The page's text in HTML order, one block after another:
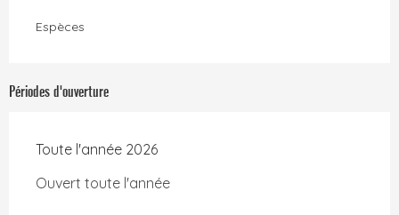
Espèces
Périodes d'ouverture
Toute l'année 2026
Ouvert toute l'année